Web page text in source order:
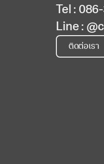
Tel :
Line :
ติดต่อเรา
ติดต่อเรา